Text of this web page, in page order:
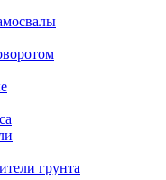
грунта